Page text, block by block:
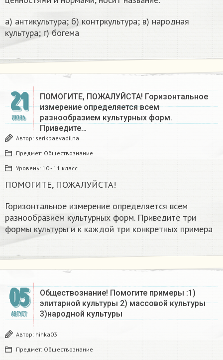
а) антикультура; б) контркультура; в) народная
культура; г) богема
21
ИЮНЬ
ПОМОГИТЕ, ПОЖАЛУЙСТА! Горизонтальное
измерение определяется всем
разнообразием культурных форм.
Приведите…
Автор: serikpaevadilna
Предмет: Обществознание
Уровень: 10 - 11 класс
ПОМОГИТЕ, ПОЖАЛУЙСТА!
Горизонтальное измерение определяется всем
разнообразием культурных форм. Приведите три
формы культуры и к каждой три конкретных примера
05
АВГУСТ
Обществознание! Помогите примеры :1)
элитарной культуры 2) массовой культуры
3)народной культуры​
Автор: hihka03
Предмет: Обществознание